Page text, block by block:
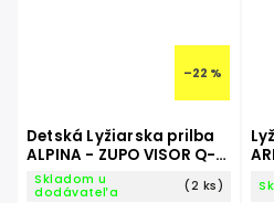
–22 %
Detská Lyžiarska prilba
ALPINA - ZUPO VISOR Q-
LITE
Skladom u
dodávateľa
(2 ks)